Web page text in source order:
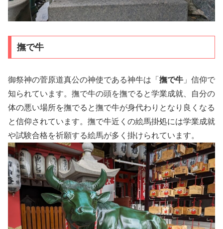
撫で牛
御祭神の菅原道真公の神使である神牛は「 撫で牛 」信仰で
知られています。撫で牛の頭を撫でると学業成就、自分の
体の悪い場所を撫でると撫で牛が身代わりとなり良くなる
と信仰されています。撫で牛近くの絵馬掛処には学業成就
や試験合格を祈願する絵馬が多く掛けられています。